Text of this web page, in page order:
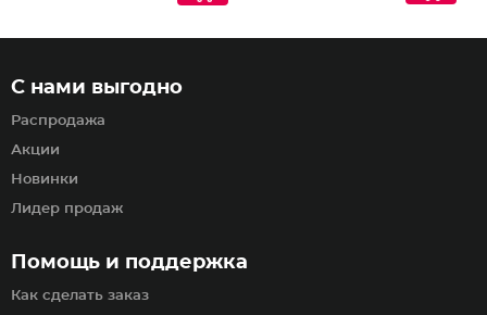
Помощь и поддержка
Как сделать заказ
С нами выгодно
Распродажа
Акции
Новинки
Лидер продаж